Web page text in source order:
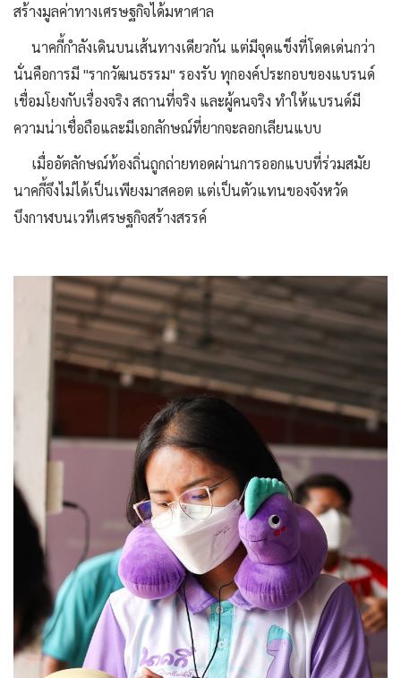
สร้างมูลค่าทางเศรษฐกิจได้มหาศาล
นาคกี้กำลังเดินบนเส้นทางเดียวกัน แต่มีจุดแข็งที่โดดเด่นกว่า
นั่นคือการมี "รากวัฒนธรรม" รองรับ ทุกองค์ประกอบของแบรนด์
เชื่อมโยงกับเรื่องจริง สถานที่จริง และผู้คนจริง ทำให้แบรนด์มี
ความน่าเชื่อถือและมีเอกลักษณ์ที่ยากจะลอกเลียนแบบ
เมื่ออัตลักษณ์ท้องถิ่นถูกถ่ายทอดผ่านการออกแบบที่ร่วมสมัย
นาคกี้จึงไม่ได้เป็นเพียงมาสคอต แต่เป็นตัวแทนของจังหวัด
บึงกาฬบนเวทีเศรษฐกิจสร้างสรรค์